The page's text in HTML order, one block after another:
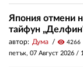
Япония отмени
тайфун
автор: Дума visibility 4266
петък, 07 Август 2026 /